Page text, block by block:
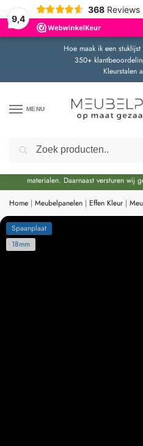
9,4
368 Reviews
Hoe maak ik een
350+
Kleurstalen
MENU
Door de bouwvakperiode geldt
materialen. Daarnaast versturen wij
Home | Meubelpanelen | Effen Kleur |
Spaanplaat
18mm